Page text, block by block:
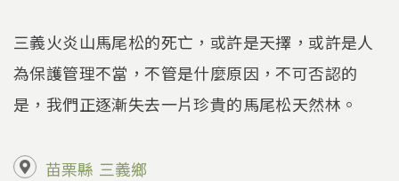
三義火炎山馬尾松的死亡，或許是天擇，或許是人
為保護管理不當，不管是什麼原因，不可否認的
是，我們正逐漸失去一片珍貴的馬尾松天然林。
苗栗縣 三義鄉